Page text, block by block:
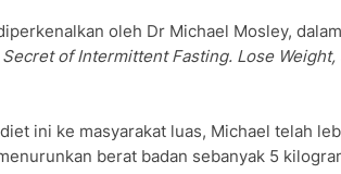
oleh Dr Michael Mosley,
of Intermittent Fasting. Lose Weight,
ini ke masyarakat luas, Michael telah
berat badan sebanyak 5